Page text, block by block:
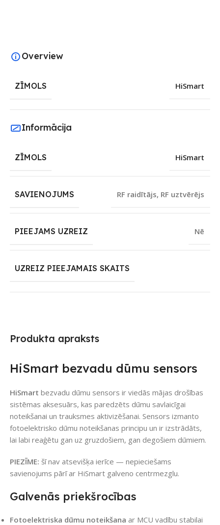
Produkta apraksts
HiSmart bezvadu dūmu sensors
HiSmart bezvadu dūmu sensors ir viedās mājas drošības
sistēmas aksesuārs, kas paredzēts dūmu savlaicīgai
noteikšanai un trauksmes aktivizēšanai. Sensors izmanto
fotoelektrisko dūmu noteikšanas principu un ir izstrādāts,
lai labi reaģētu gan uz gruzdošiem, gan degošiem dūmiem.
PIEZĪME: šī nav atsevišķa ierīce — nepieciešams
savienojums pārī ar HiSmart galveno centrmezglu.
Galvenās priekšrocības
Fotoelektriska dūmu noteikšana ar MCU vadību stabilai
Overview
ZĪMOLS HiSmart
Informācija
ZĪMOLS HiSmart
SAVIENOJUMS RF raidītājs, RF uztvērējs
PIEEJAMS UZREIZ Nē
UZREIZ PIEEJAMAIS SKAITS